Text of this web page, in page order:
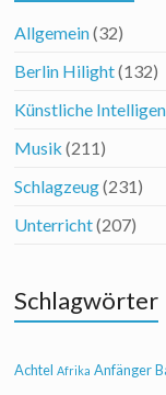
Allgemein(32)
Berlin Hilight(132)
Künstliche
Musik (211)
Schlagzeug(231)
Unterricht(207)
Schlagwörter
Achtel Afrika Anfänger